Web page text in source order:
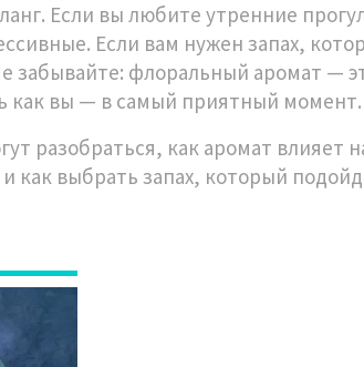
Если вы любите утренние
Если вам нужен запах,
забывайте: флоральный аромат —
как вы — в самый приятный момент.
разобраться, как аромат влияет
как выбрать запах, который